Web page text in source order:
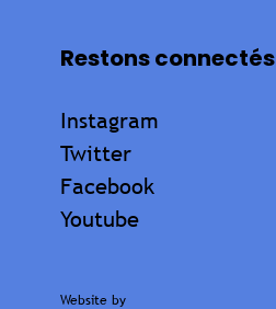
Restons connectés
Instagram
Twitter
Facebook
Youtube
Website by